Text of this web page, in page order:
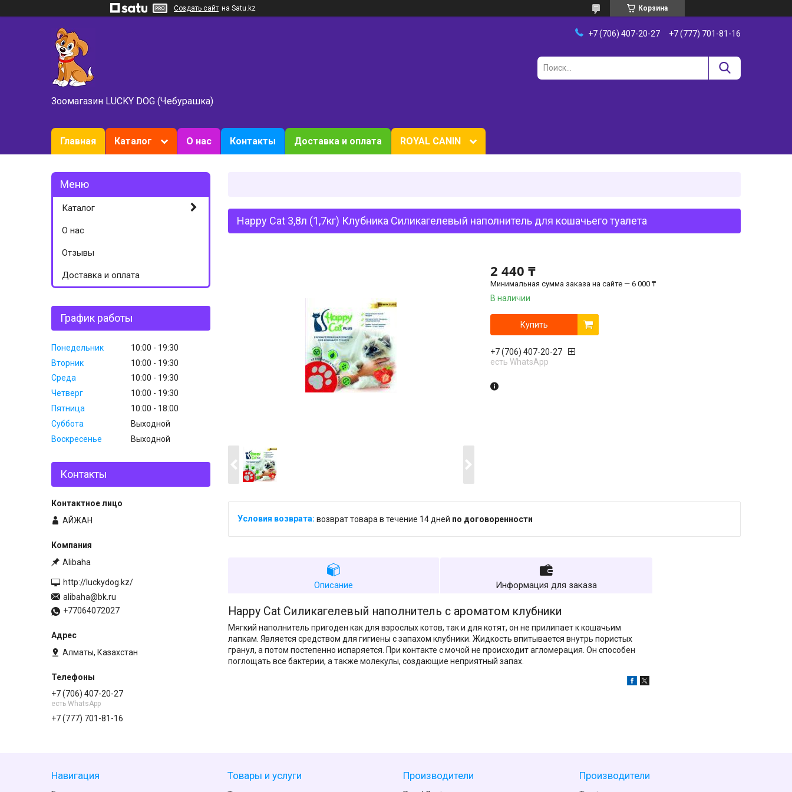
Создать сайт на Satu.kz Корзина
Зоомагазин LUCKY DOG (Чебурашка)
+7 (706) 407-20-27 +7 (777) 701-81-16
Главная Каталог О нас Контакты Доставка и оплата ROYAL CANIN
Happy Cat 3,8л (1,7кг) Клубника Силикагелевый наполнитель для кошачьего туалета
2 440 ₸
Минимальная сумма заказа на сайте — 6 000 ₸
В наличии
Купить
+7 (706) 407-20-27
есть WhatsApp
возврат товара в течение 14 дней по договоренности
Описание Информация для заказа
Happy Cat Силикагелевый наполнитель c ароматом клубники
Мягкий наполнитель пригоден как для взрослых котов, так и для котят, он не прилипает к кошачьим
лапкам. Является средством для гигиены с запахом клубники. Жидкость впитывается внутрь пористых
гранул, а потом постепенно испаряется. При контакте с мочой не происходит агломерация. Он способен
поглощать все бактерии, а также молекулы, создающие неприятный запах.
Каталог
О нас
Отзывы
Доставка и оплата
График работы
Понедельник 10:00
19:30
Вторник
10:00
19:30
Среда
10:00
19:30
Четверг
10:00
19:30
Пятница
10:00
18:00
Суббота
Выходной
Воскресенье
Выходной
Контакты
АЙЖАН
Alibaha
http://luckydog.kz/
alibaha@bk.ru
+77064072027
Алматы, Казахстан
+7 (706) 407-20-27
есть WhatsApp
+7 (777) 701-81-16
Навигация Товары и услуги Производители Производители